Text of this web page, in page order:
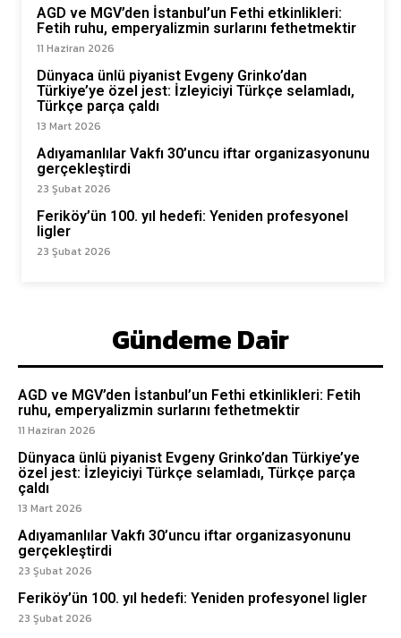
AGD ve MGV’den İstanbul’un Fethi etkinlikleri:
Fetih ruhu, emperyalizmin surlarını fethetmektir
11 Haziran 2026
Dünyaca ünlü piyanist Evgeny Grinko’dan
Türkiye’ye özel jest: İzleyiciyi Türkçe selamladı,
Türkçe parça çaldı
13 Mart 2026
Adıyamanlılar Vakfı 30’uncu iftar organizasyonunu
gerçekleştirdi
23 Şubat 2026
Feriköy’ün 100. yıl hedefi: Yeniden profesyonel
ligler
23 Şubat 2026
Gündeme Dair
AGD ve MGV’den İstanbul’un Fethi etkinlikleri: Fetih
ruhu, emperyalizmin surlarını fethetmektir
11 Haziran 2026
Dünyaca ünlü piyanist Evgeny Grinko’dan Türkiye’ye
özel jest: İzleyiciyi Türkçe selamladı, Türkçe parça
çaldı
13 Mart 2026
Adıyamanlılar Vakfı 30’uncu iftar organizasyonunu
gerçekleştirdi
23 Şubat 2026
Feriköy’ün 100. yıl hedefi: Yeniden profesyonel ligler
23 Şubat 2026